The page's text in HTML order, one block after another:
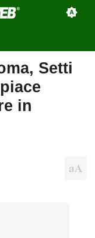
Setti
in